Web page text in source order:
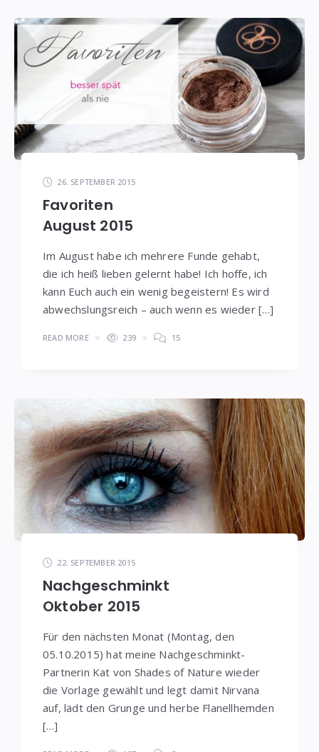
26. SEPTEMBER 2015
Favoriten
August 2015
Im August habe ich mehrere Funde gehabt,
die ich heiß lieben gelernt habe! Ich hoffe, ich
kann Euch auch ein wenig begeistern! Es wird
abwechslungsreich – auch wenn es wieder […]
READ MORE 239 15
22. SEPTEMBER 2015
Nachgeschminkt
Oktober 2015
Für den nächsten Monat (Montag, den
05.10.2015) hat meine Nachgeschminkt-
Partnerin Kat von Shades of Nature wieder
die Vorlage gewählt und legt damit Nirvana
auf, lädt den Grunge und herbe Flanellhemden
[…]